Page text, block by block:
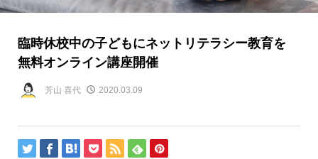
臨時休校中の子どもにネットリテラシー教育を
無料オンライン講座開催
芳山 喜代 2020.03.09